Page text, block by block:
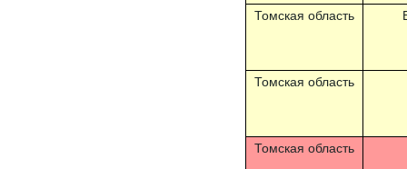
Томская область
Томская область
Томская область